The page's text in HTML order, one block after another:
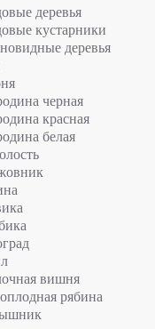
деревья
кустарники
деревья
черная
красная
белая
вишня
рябина